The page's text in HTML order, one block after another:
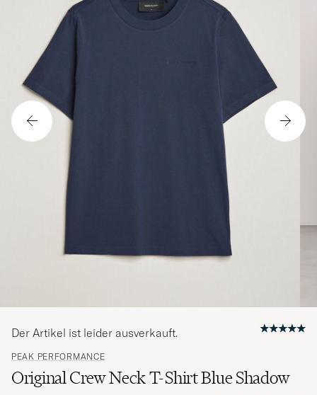
PEAK PERFORMANCE
Original Crew Neck T-Shirt Blue Shadow
Der Artikel ist leider ausverkauft.